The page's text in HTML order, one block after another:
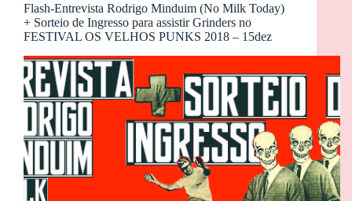
Flash-Entrevista Rodrigo Minduim (No Milk Today)
+ Sorteio de Ingresso para assistir Grinders no
FESTIVAL OS VELHOS PUNKS 2018 – 15dez